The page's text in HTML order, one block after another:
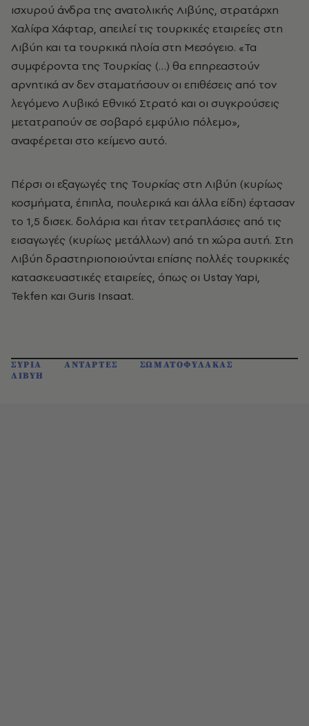
ισχυρού άνδρα της ανατολικής Λιβύης, στρατάρχη
Χαλίφα Χάφταρ, απειλεί τις τουρκικές εταιρείες στη
Λιβύη και τα τουρκικά πλοία στη Μεσόγειο. «Τα
συμφέροντα της Τουρκίας (…) θα επηρεαστούν
αρνητικά αν δεν σταματήσουν οι επιθέσεις από τον
λεγόμενο Λυβικό Εθνικό Στρατό και οι συγκρούσεις
μετατραπούν σε σοβαρό εμφύλιο πόλεμο»,
αναφέρεται στο κείμενο αυτό.
Πέρσι οι εξαγωγές της Τουρκίας στη Λιβύη (κυρίως
κοσμήματα, έπιπλα, πουλερικά και άλλα είδη) έφτασαν
το 1,5 δισεκ. δολάρια και ήταν τετραπλάσιες από τις
εισαγωγές (κυρίως μετάλλων) από τη χώρα αυτή. Στη
Λιβύη δραστηριοποιούνται επίσης πολλές τουρκικές
κατασκευαστικές εταιρείες, όπως οι Ustay Yapi,
Tekfen και Guris Insaat.
ΣΥΡΙΑ ΑΝΤΑΡΤΕΣ
ΣΩΜΑΤΟΦΥΛΑΚΑΣ
ΛΙΒΥΗ